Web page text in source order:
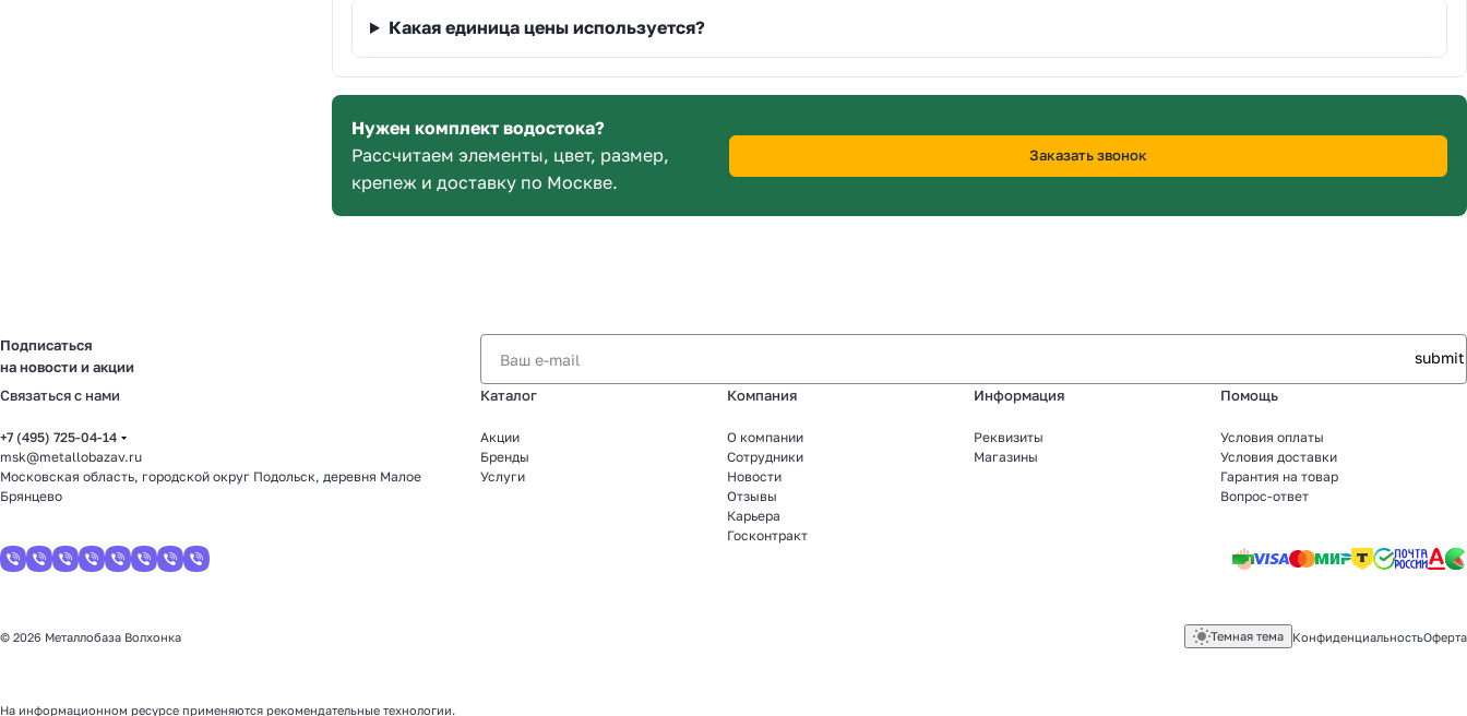
Какая единица цены используется?
Нужен комплект водостока?
Рассчитаем элементы, цвет, размер,
крепеж и доставку по Москве.
Заказать звонок
Подписаться
на новости и акции
Связаться с нами
+7 (495) 725-04-14
msk@metallobazav.ru
Московская область, городской округ Подольск, деревня Малое
Брянцево
Каталог
Акции
Бренды
Услуги
Компания
О компании
Сотрудники
Новости
Отзывы
Карьера
Госконтракт
Информация
Реквизиты
Магазины
Помощь
Условия оплаты
Условия доставки
Гарантия на товар
Вопрос-ответ
© 2026 Металлобаза Волхонка Темная тема КонфиденциальностьОферта
На информационном ресурсе применяются рекомендательные технологии.